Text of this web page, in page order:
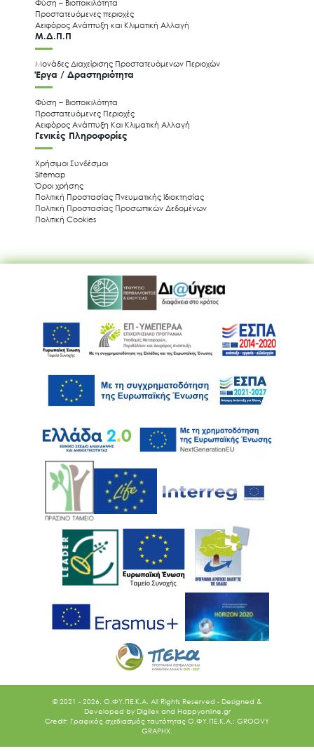
Φύση – Βιοποικιλότητα
Προστατευόμενες περιοχές
Αειφόρος Ανάπτυξη και Κλιματική Αλλαγή
Μ.Δ.Π.Π
Μονάδες Διαχείρισης Προστατευόμενων Περιοχών
Έργα / Δραστηριότητα
Φύση – Βιοποικιλότητα
Προστατευόμενες Περιοχές
Αειφόρος Ανάπτυξη Και Κλιματική Αλλαγή
Γενικές Πληροφορίες
Χρήσιμοι Συνδέσμοι
Sitemap
Όροι χρήσης
Πολιτική Προστασίας Πνευματικής Ιδιοκτησίας
Πολιτική Προστασίας Προσωπικών Δεδομένων
Πολιτική Cookies
© 2021 - 2026. O.ΦΥ.ΠΕ.Κ.Α. All Rights Reserved - Designed &
Developed by Digilex and Happyonline.gr
Credit: Γραφικός σχεδιασμός ταυτότητας Ο.ΦΥ.ΠΕ.Κ.Α.: GROOVY
GRAPHX.